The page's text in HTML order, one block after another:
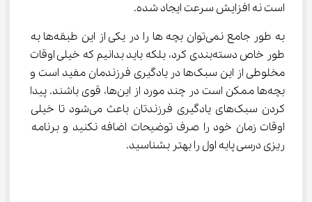
است نه افزایش سرعت ایجاد شده.
به طور جامع نمی‌توان بچه ها را در یکی از این طبقه‌ها به
طور خاص دسته‌بندی کرد، بلکه باید بدانیم که خیلی اوقات
مخلوطی از این سبک‌ها در یادگیری فرزندمان مفید است و
بچه‌ها ممکن است در چند مورد از این‌ها، قوی باشند. پیدا
کردن سبک‌های یادگیری فرزندتان باعث می‌شود تا خیلی
اوقات زمان خود را صرف توضیحات اضافه نکنید و برنامه
ریزی درسی پایه اول را بهتر بشناسید.